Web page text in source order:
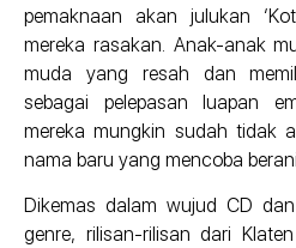
pemaknaan akan julukan
mereka rasakan. Anak-anak
muda yang resah dan
sebagai pelepasan luapan
mereka mungkin sudah tidak
nama baru yang mencoba
Dikemas dalam wujud CD
genre, rilisan-rilisan dari